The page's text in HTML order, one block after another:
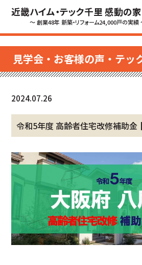
近畿ハイム・テック千里 感動の家
～ 創業48年 新築・リフォーム24,000戸の実績
見学会・お客様の声・テッ
2024.07.26
令和5年度 高齢者住宅改修補助